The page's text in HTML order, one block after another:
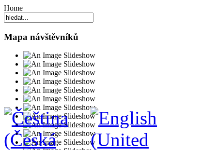
Home
Mapa návštěvníků